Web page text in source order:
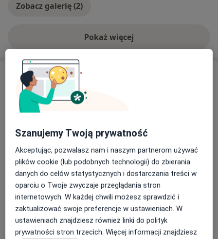
Zobacz galerię (2)
Pokaż więcejo doświadczeniu
Usługi i ceny
Konsultacja ginekologiczna
Szczegóły
Antykoncepcja
Szczegóły
Badania ginekologiczne
Szczegóły
Cytologia
Szczegóły
Szanujemy Twoją prywatność
Akceptując, pozwalasz nam i naszym partnerom używać
plików cookie (lub podobnych technologii) do zbierania
danych do celów statystycznych i dostarczania treści w
oparciu o Twoje zwyczaje przeglądania stron
internetowych. W każdej chwili możesz sprawdzić i
zaktualizować swoje preferencje w ustawieniach. W
ustawieniach znajdziesz również linki do polityk
prywatności stron trzecich. Więcej informacji znajdziesz